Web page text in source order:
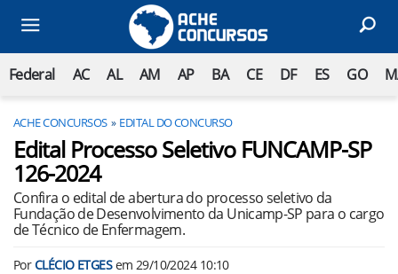
Federal AC AL AM AP BA CE DF ES GO
ACHE CONCURSOS EDITAL DO CONCURSO
Edital Processo Seletivo FUNCAMP-SP
126-2024
Confira o edital de abertura do processo seletivo da
Fundação de Desenvolvimento da Unicamp-SP para o cargo
de Técnico de Enfermagem.
PorCLÉCIO ETGESem 29/10/2024 10:10